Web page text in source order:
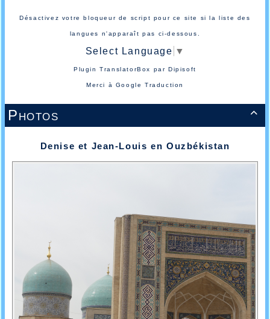
Désactivez votre bloqueur de script pour ce site si la liste des
langues n'apparaît pas ci-dessous.
Select Language ▼
Plugin TranslatorBox parDipisoft
Merci à Google Traduction

Photos
Denise et Jean-Louis en Ouzbékistan